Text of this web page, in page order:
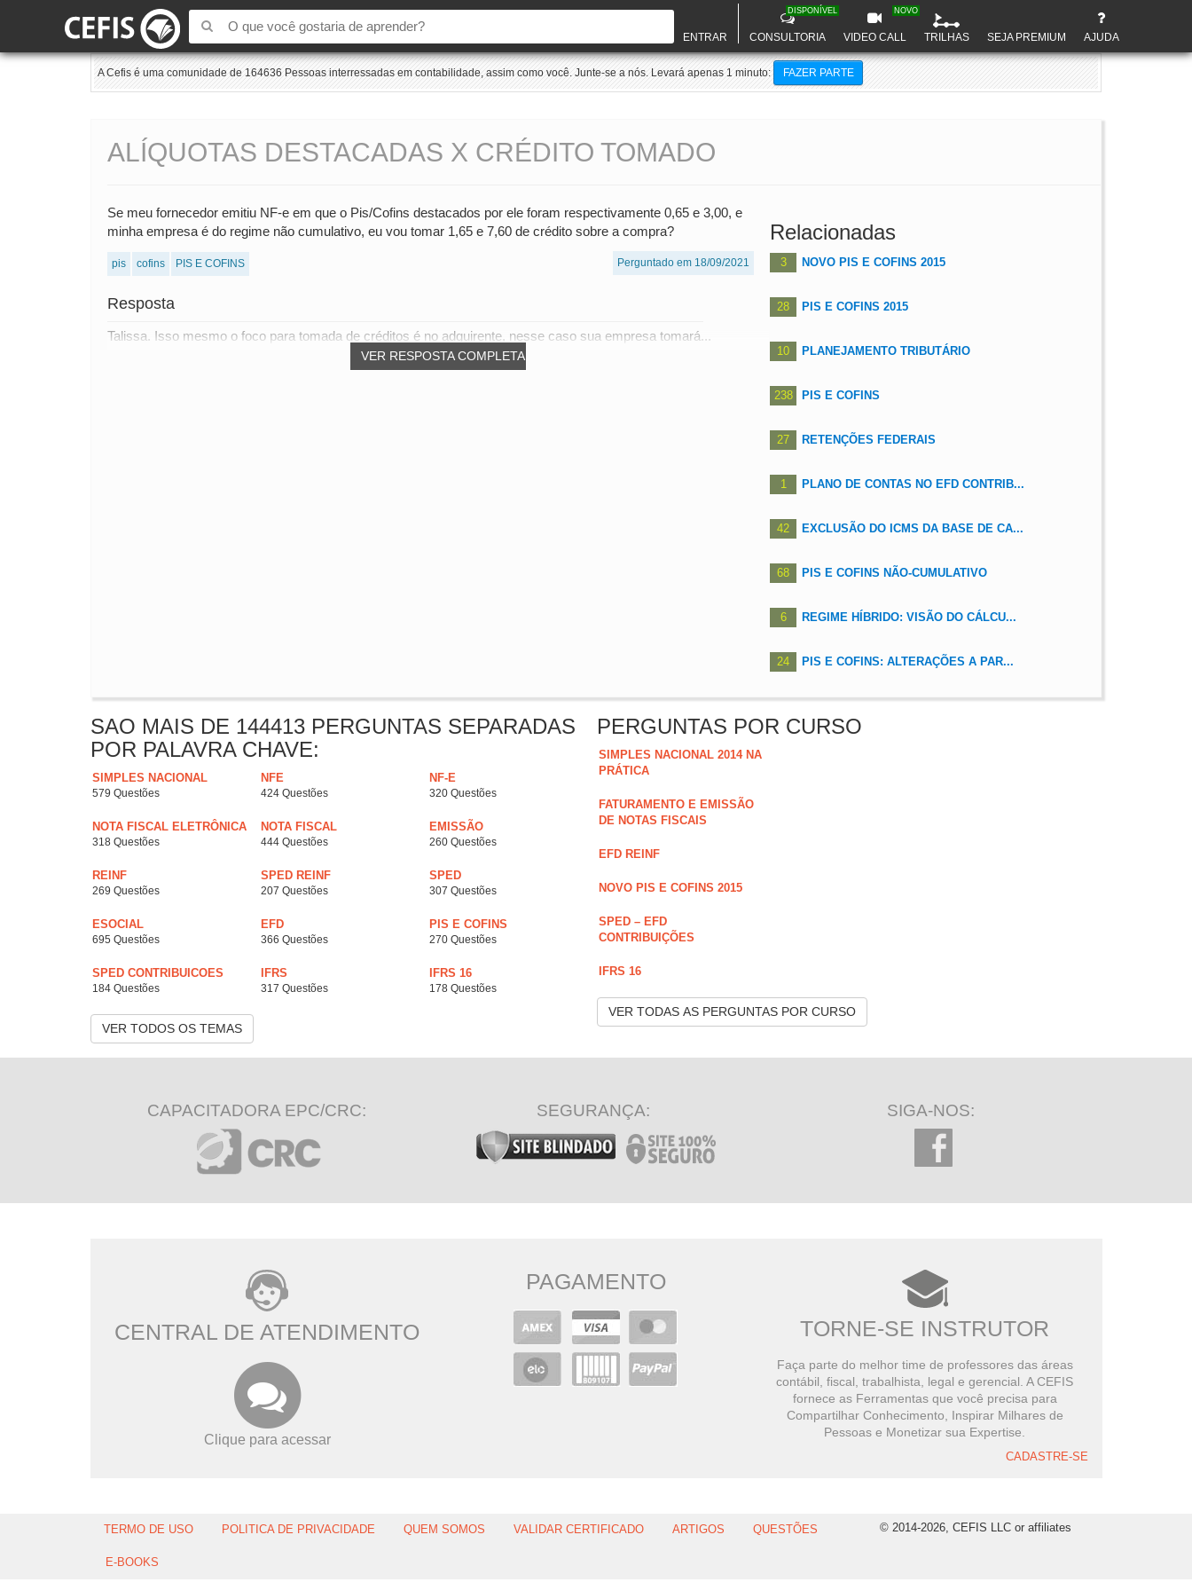
ENTRAR CONSULTORIA
DISPONÍVEL
VIDEO CALL
NOVO
TRILHAS SEJA PREMIUM AJUDA
A Cefis é uma comunidade de 164636 Pessoas interressadas em contabilidade, assim como você. Junte-se a nós. Levará apenas 1 minuto: FAZER PARTE
ALÍQUOTAS DESTACADAS X CRÉDITO TOMADO
Se meu fornecedor emitiu NF-e em que o Pis/Cofins destacados por ele foram respectivamente 0,65 e 3,00, e
minha empresa é do regime não cumulativo, eu vou tomar 1,65 e 7,60 de crédito sobre a compra?
pis cofins PIS E COFINS Perguntado em 18/09/2021
Resposta
VER RESPOSTA COMPLETA
Talissa. Isso mesmo o foco para tomada de créditos é no adquirente, nesse caso sua empresa tomará...
Relacionadas
3 NOVO PIS E COFINS 2015
28 PIS E COFINS 2015
10 PLANEJAMENTO TRIBUTÁRIO
238 PIS E COFINS
27 RETENÇÕES FEDERAIS
1 PLANO DE CONTAS NO EFD CONTRIB...
42 EXCLUSÃO DO ICMS DA BASE DE CA...
68 PIS E COFINS NÃO-CUMULATIVO
6 REGIME HÍBRIDO: VISÃO DO CÁLCU...
24 PIS E COFINS: ALTERAÇÕES A PAR...
SAO MAIS DE 144413 PERGUNTAS SEPARADAS
POR PALAVRA CHAVE:
SIMPLES NACIONAL
579 Questões
NFE
424 Questões
NF-E
320 Questões
NOTA FISCAL ELETRÔNICA
318 Questões
NOTA FISCAL
444 Questões
EMISSÃO
260 Questões
REINF
269 Questões
SPED REINF
207 Questões
SPED
307 Questões
ESOCIAL
695 Questões
EFD
366 Questões
PIS E COFINS
270 Questões
SPED CONTRIBUICOES
184 Questões
IFRS
317 Questões
IFRS 16
178 Questões
VER TODOS OS TEMAS
PERGUNTAS POR CURSO
SIMPLES NACIONAL 2014 NA
PRÁTICA
FATURAMENTO E EMISSÃO
DE NOTAS FISCAIS
EFD REINF
NOVO PIS E COFINS 2015
SPED – EFD
CONTRIBUIÇÕES
IFRS 16
VER TODAS AS PERGUNTAS POR CURSO
CAPACITADORA EPC/CRC: SEGURANÇA: SIGA-NOS:
CENTRAL DE ATENDIMENTO
Clique para acessar
PAGAMENTO
TORNE-SE INSTRUTOR
Faça parte do melhor time de professores das áreas
contábil, fiscal, trabalhista, legal e gerencial. A CEFIS
fornece as Ferramentas que você precisa para
Compartilhar Conhecimento, Inspirar Milhares de
Pessoas e Monetizar sua Expertise.
CADASTRE-SE
TERMO DE USO POLITICA DE PRIVACIDADE QUEM SOMOS VALIDAR CERTIFICADO ARTIGOS QUESTÕES
E-BOOKS
© 2014-2026, CEFIS LLC or affiliates